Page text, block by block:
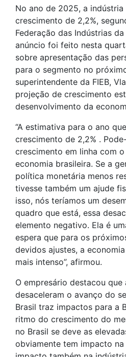
No ano de 2025, a
crescimento de 2,2%,
Federação das Indústrias da
anúncio foi feito nesta
sobre apresentação das
para o segmento no
superintendente da FIEB,
projeção de crescimento
desenvolvimento da
“A estimativa para o ano
crescimento de 2,2% .
crescimento em linha com
economia brasileira. Se a
política monetária menos
tivesse também um ajude
isso, nós teríamos um
quadro que está, essa
elemento negativo. Ela é
espera que para os
devidos ajustes, a
mais intenso”, afirmou.
O empresário destacou
desaceleram o avanço do
Brasil traz impactos para a
ritmo do crescimento do
no Brasil se deve as
obviamente tem impacto